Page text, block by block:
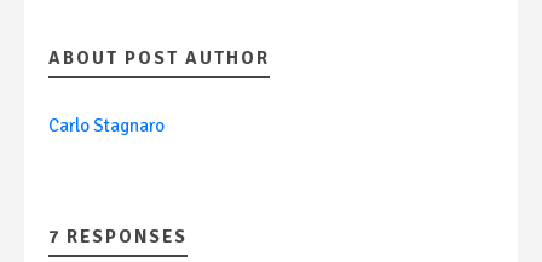
ABOUT POST AUTHOR
Carlo Stagnaro
7 RESPONSES